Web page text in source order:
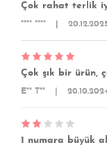
Çok rahat terlik
**** ****
Çok şık bir ürün,
E** T**
1 numara büyük